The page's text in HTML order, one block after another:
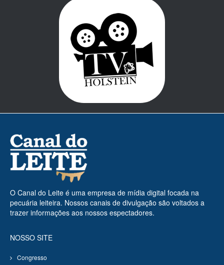
O Canal do Leite é uma empresa de mídia digital focada na
pecuária leiteira. Nossos canais de divulgação são voltados a
trazer informações aos nossos espectadores.
NOSSO SITE
Congresso